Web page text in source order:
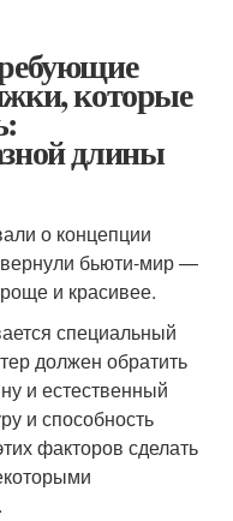
которые
длины
о концепции
бьюти-мир —
и красивее.
специальный
должен обратить
и естественный
и способность
факторов сделать